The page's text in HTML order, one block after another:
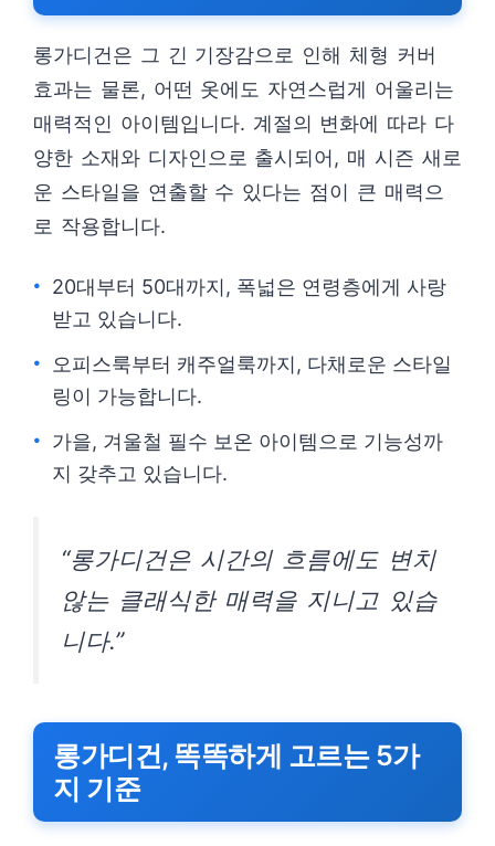
롱가디건은 그 긴 기장감으로 인해 체형 커버
효과는 물론, 어떤 옷에도 자연스럽게 어울리는
매력적인 아이템입니다. 계절의 변화에 따라 다
양한 소재와 디자인으로 출시되어, 매 시즌 새로
운 스타일을 연출할 수 있다는 점이 큰 매력으
로 작용합니다.
20대부터 50대까지, 폭넓은 연령층에게 사랑
받고 있습니다.
오피스룩부터 캐주얼룩까지, 다채로운 스타일
링이 가능합니다.
가을, 겨울철 필수 보온 아이템으로 기능성까
지 갖추고 있습니다.
“롱가디건은 시간의 흐름에도 변치
않는 클래식한 매력을 지니고 있습
니다.”
롱가디건, 똑똑하게 고르는 5가
지 기준